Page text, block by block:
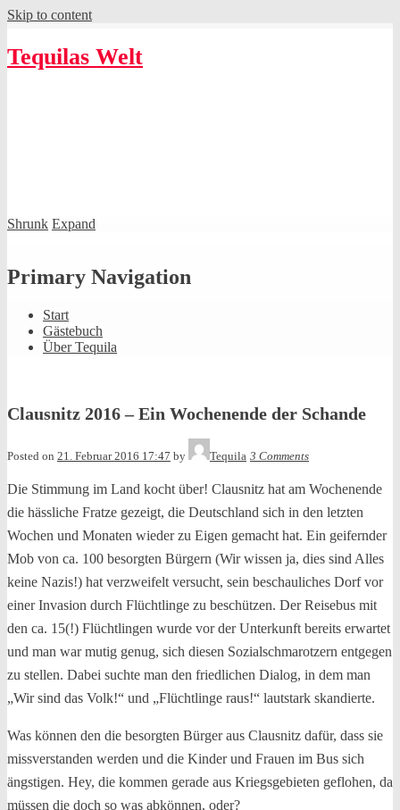
Skip to content
Tequilas Welt
Shrunk Expand
Primary Navigation
Start
Gästebuch
Über Tequila
Clausnitz 2016 – Ein Wochenende der Schande
Posted on 21. Februar 2016 17:47 by Tequila 3 Comments
Die Stimmung im Land kocht über! Clausnitz hat am Wochenende
die hässliche Fratze gezeigt, die Deutschland sich in den letzten
Wochen und Monaten wieder zu Eigen gemacht hat. Ein geifernder
Mob von ca. 100 besorgten Bürgern (Wir wissen ja, dies sind Alles
keine Nazis!) hat verzweifelt versucht, sein beschauliches Dorf vor
einer Invasion durch Flüchtlinge zu beschützen. Der Reisebus mit
den ca. 15(!) Flüchtlingen wurde vor der Unterkunft bereits erwartet
und man war mutig genug, sich diesen Sozialschmarotzern entgegen
zu stellen. Dabei suchte man den friedlichen Dialog, in dem man
„Wir sind das Volk!“ und „Flüchtlinge raus!“ lautstark skandierte.
Was können den die besorgten Bürger aus Clausnitz dafür, dass sie
missverstanden werden und die Kinder und Frauen im Bus sich
ängstigen. Hey, die kommen gerade aus Kriegsgebieten geflohen, da
müssen die doch so was abkönnen, oder?